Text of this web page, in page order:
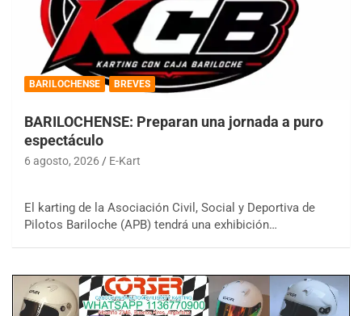
BARILOCHENSE BREVES
BARILOCHENSE: Preparan una jornada a puro
espectáculo
6 agosto, 2026 E-Kart
El karting de la Asociación Civil, Social y Deportiva de
Pilotos Bariloche (APB) tendrá una exhibición…